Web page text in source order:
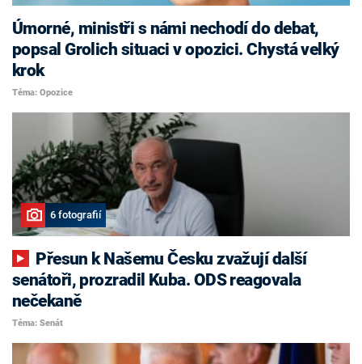
Úmorné, ministři s námi nechodí do debat,
popsal Grolich situaci v opozici. Chystá velký
krok
Téma: Opozice
6 fotografií
senátoři, prozradil Kuba. ODS reagovala
nečekaně
Téma: Senát